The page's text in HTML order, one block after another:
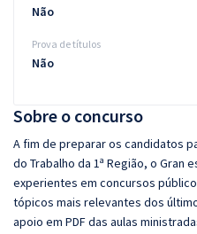
Sobre o concurso
A fim de preparar os candidatos
do Trabalho da 1ª Região, o
experientes em concursos
tópicos mais relevantes dos
apoio em PDF das aulas
Não
Prova de títulos
Não